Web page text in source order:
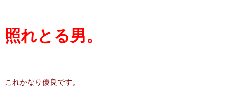
照れとる男。
これかなり優良です。